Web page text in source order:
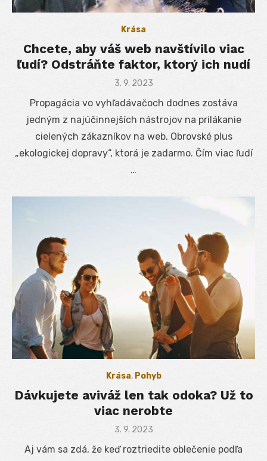
Krása
Chcete, aby váš web navštívilo viac
ľudí? Odstráňte faktor, ktorý ich nudí
Posted
3. 9. 2023
Propagácia vo vyhľadávačoch dodnes zostáva
jedným z najúčinnejších nástrojov na prilákanie
cielených zákazníkov na web. Obrovské plus
„ekologickej dopravy“, ktorá je zadarmo. Čím viac ľudí
…
Krása, Pohyb
Dávkujete aviváž len tak odoka? Už to
viac nerobte
Posted
3. 9. 2023
Aj vám sa zdá, že keď roztriedite oblečenie podľa